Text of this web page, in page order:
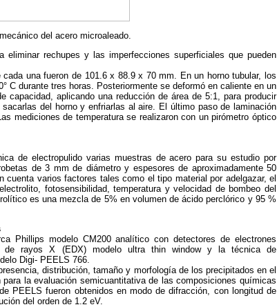
del acero microaleado.
rechupes y las imperfecciones superficiales que pueden
una fueron de 101.6 x 88.9 x 70 mm. En un horno tubular, los
C durante tres horas. Posteriormente se deformó en caliente en un
capacidad, aplicando una reducción de área de 5:1, para producir
del horno y enfriarlas al aire. El último paso de laminación
mediciones de temperatura se realizaron con un pirómetro óptico
de electropulido varias muestras de acero para su estudio por
de 3 mm de diámetro y espesores de aproximadamente 50
varios factores tales como el tipo material por adelgazar, el
fotosensibilidad, temperatura y velocidad de bombeo del
es una mezcla de 5% en volumen de ácido perclórico y 95 %
Phillips modelo CM200 analítico con detectores de electrones
de rayos X (EDX) modelo ultra thin window y la técnica de
Digi- PEELS 766.
distribución, tamaño y morfología de los precipitados en el
la evaluación semicuantitativa de las composiciones químicas
PEELS fueron obtenidos en modo de difracción, con longitud de
del orden de 1.2 eV.